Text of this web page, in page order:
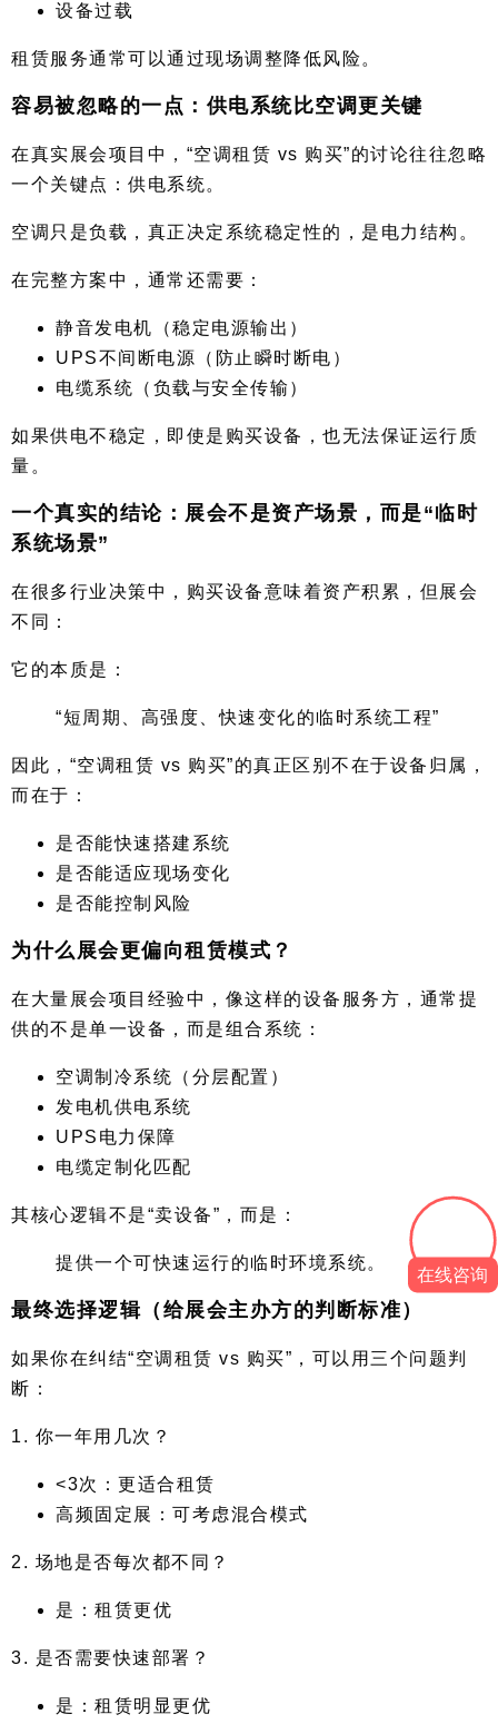
设备过载
租赁服务通常可以通过现场调整降低风险。
容易被忽略的一点：供电系统比空调更关键
在真实展会项目中，“空调租赁 vs 购买”的讨论往往忽略
一个关键点：供电系统。
空调只是负载，真正决定系统稳定性的，是电力结构。
在完整方案中，通常还需要：
静音发电机（稳定电源输出）
UPS不间断电源（防止瞬时断电）
电缆系统（负载与安全传输）
如果供电不稳定，即使是购买设备，也无法保证运行质
量。
一个真实的结论：展会不是资产场景，而是“临时
系统场景”
在很多行业决策中，购买设备意味着资产积累，但展会
不同：
它的本质是：
“短周期、高强度、快速变化的临时系统工程”
因此，“空调租赁 vs 购买”的真正区别不在于设备归属，
而在于：
是否能快速搭建系统
是否能适应现场变化
是否能控制风险
为什么展会更偏向租赁模式？
在大量展会项目经验中，像这样的设备服务方，通常提
供的不是单一设备，而是组合系统：
空调制冷系统（分层配置）
发电机供电系统
UPS电力保障
电缆定制化匹配
其核心逻辑不是“卖设备”，而是：
提供一个可快速运行的临时环境系统。
最终选择逻辑（给展会主办方的判断标准）
如果你在纠结“空调租赁 vs 购买”，可以用三个问题判
断：
1. 你一年用几次？
<3次：更适合租赁
高频固定展：可考虑混合模式
2. 场地是否每次都不同？
是：租赁更优
3. 是否需要快速部署？
是：租赁明显更优
在线咨询